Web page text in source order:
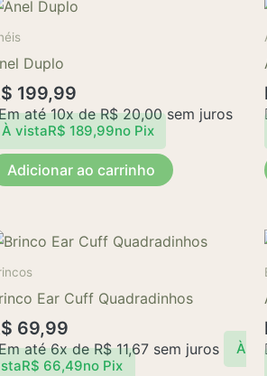
Duplo
199,99
até 10x deR$20,00sem juros
À vistaR$ 189,99no Pix
Adicionar ao carrinho
Ear Cuff Quadradinhos
69,99
até 6x deR$11,67 sem juros
À
R$ 66,49no Pix